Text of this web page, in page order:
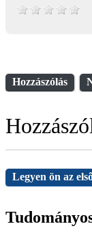
Hozzászólás
Legyen ön az